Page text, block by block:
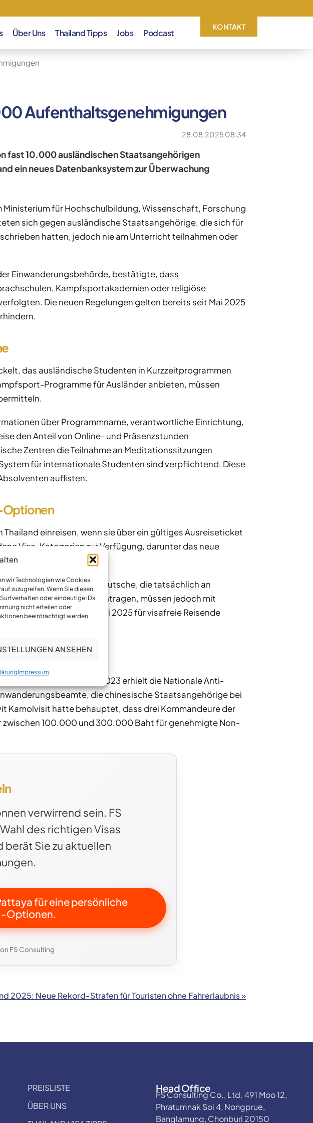
wir Technologien wie Cookies,
zuzugreifen. Wenn Sie diesen
oder eindeutige IDs
nicht erteilen oder
beeinträchtigt werden.
ANSEHEN
Impressum
Über Uns Thailand Tipps Jobs Podcast
KONTAKT
Aufenthaltsgenehmigungen
28.08.2025 08:34
fast 10.000 ausländischen Staatsangehörigen
ein neues Datenbanksystem zur Überwachung
für Hochschulbildung, Wissenschaft, Forschung
sich gegen ausländische Staatsangehörige, die sich für
hatten, jedoch nie am Unterricht teilnahmen oder
Einwanderungsbehörde, bestätigte, dass
Kampfsportakademien oder religiöse
Die neuen Regelungen gelten bereits seit Mai 2025
das ausländische Studenten in Kurzzeitprogrammen
Programme für Ausländer anbieten, müssen
über Programmname, verantwortliche Einrichtung,
den Anteil von Online- und Präsenzstunden
Zentren die Teilnahme an Meditationssitzungen
für internationale Studenten sind verpflichtend. Diese
auflisten.
Optionen
einreisen, wenn sie über ein gültiges Ausreiseticket
Visa-Kategorien zur Verfügung, darunter das neue
für Bildungszwecke. Deutsche, die tatsächlich an
Visa beantragen, müssen jedoch mit
(ETA)-System, das ab Juni 2025 für visafreie Reisende
Im März 2023 erhielt die Nationale Anti-
die chinesische Staatsangehörige bei
Kamolvisit hatte behauptet, dass drei Kommandeure der
zwischen 100.000 und 300.000 Baht für genehmigte Non-
verwirrend sein. FS
des richtigen Visas
berät Sie zu aktuellen
für eine persönliche
Optionen.
FS Consulting
2025: Neue Rekord-Strafen für Touristen ohne Fahrerlaubnis »
PREISLISTE
ÜBER UNS
Head Office
FS Consulting Co., Ltd. 491 Moo 12,
Phratumnak Soi 4, Nongprue,
Banglamung, Chonburi 20150